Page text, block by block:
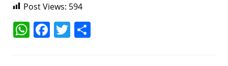
Post Views: 594
W F T